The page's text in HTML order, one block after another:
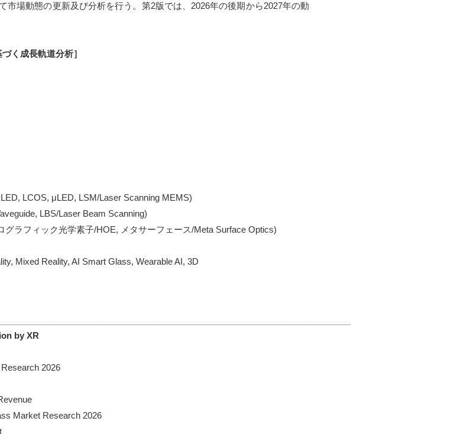
市場動態の更新及び分析を行う。第2版では、2026年の後期から2027年の動
LCOS, μLED, LSM/Laser Scanning MEMS)
LBS/Laser Beam Scanning)
グラフィック光学素子/HOE, メタサーフェース/Meta Surface Optics)
Mixed Reality, AI Smart Glass, Wearable AI, 3D
by XR
Research 2026
Revenue
Market Research 2026